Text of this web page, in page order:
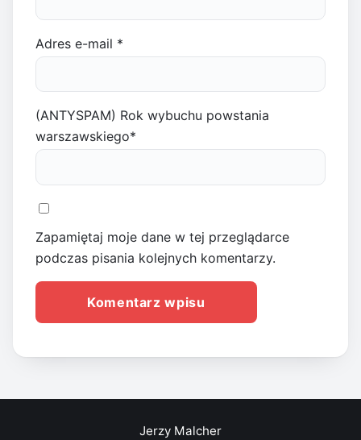
Adres e-mail *
(ANTYSPAM) Rok wybuchu powstania
warszawskiego*
Zapamiętaj moje dane w tej przeglądarce
podczas pisania kolejnych komentarzy.
Jerzy Malcher